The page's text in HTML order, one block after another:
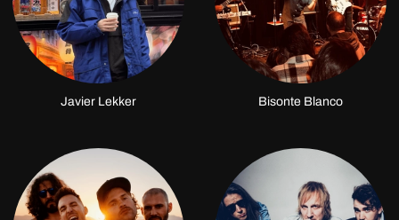
Javier Lekker Bisonte Blanco